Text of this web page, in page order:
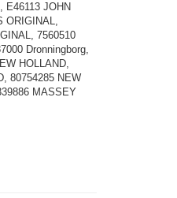
E46113 JOHN
ORIGINAL,
7560510
Dronningborg,
HOLLAND,
80754285 NEW
MASSEY